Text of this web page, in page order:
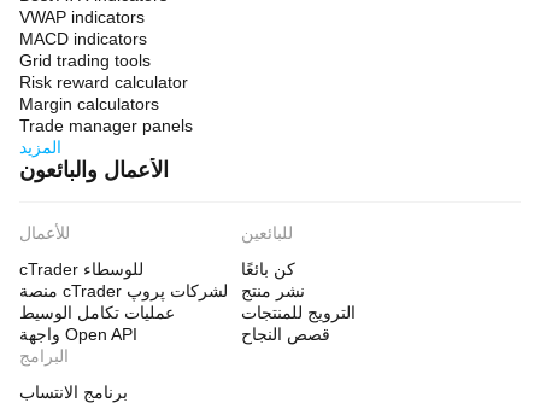
VWAP indicators
MACD indicators
Grid trading tools
Risk reward calculator
Margin calculators
Trade manager panels
المزيد
الأعمال والبائعون
للأعمال
cTrader للوسطاء
منصة cTrader لشركات پروپ
عمليات تكامل الوسيط
واجهة Open API
للبائعين
كن بائعًا
نشر منتج
الترويج للمنتجات
قصص النجاح
البرامج
برنامج الانتساب